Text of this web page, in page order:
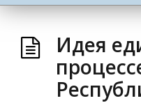
Идея